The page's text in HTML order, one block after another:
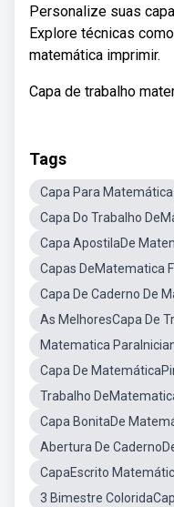
Personalize suas
Explore técnicas
matemática imprimir.
Capa de trabalho
Tags
Capa Para Matemática
Capa Do Trabalho
Capa ApostilaDe
Capas DeMatematica
Capa De Caderno De
As MelhoresCapa De
Matematica
Capa De
Trabalho
Capa BonitaDe
Abertura De
CapaEscrito
3 Bimestre